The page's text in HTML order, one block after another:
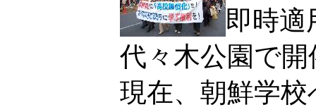
即時適
代々木公園で
現在、朝鮮学